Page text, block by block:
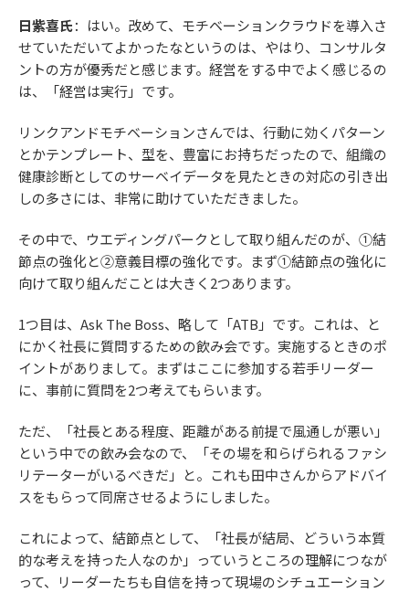
日紫喜氏：はい。改めて、モチベーションクラウドを導入さ
せていただいてよかったなというのは、やはり、コンサルタ
ントの方が優秀だと感じます。経営をする中でよく感じるの
は、「経営は実行」です。
リンクアンドモチベーションさんでは、行動に効くパターン
とかテンプレート、型を、豊富にお持ちだったので、組織の
健康診断としてのサーベイデータを見たときの対応の引き出
しの多さには、非常に助けていただきました。
その中で、ウエディングパークとして取り組んだのが、①結
節点の強化と②意義目標の強化です。まず①結節点の強化に
向けて取り組んだことは大きく2つあります。
1つ目は、Ask The Boss、略して「ATB」です。これは、と
にかく社長に質問するための飲み会です。実施するときのポ
イントがありまして。まずはここに参加する若手リーダー
に、事前に質問を2つ考えてもらいます。
ただ、「社長とある程度、距離がある前提で風通しが悪い」
という中での飲み会なので、「その場を和らげられるファシ
リテーターがいるべきだ」と。これも田中さんからアドバイ
スをもらって同席させるようにしました。
これによって、結節点として、「社長が結局、どういう本質
的な考えを持った人なのか」っていうところの理解につなが
って、リーダーたちも自信を持って現場のシチュエーション